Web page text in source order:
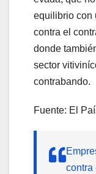
equilibrio con
contra el
donde
sector
contrabando.
Fuente: El
contra